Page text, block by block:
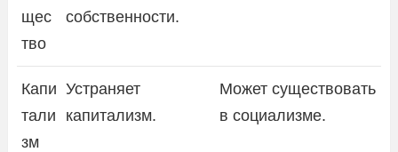
щес
тво
собственности.
Капи
тали
зм
Устраняет
капитализм.
Может существовать
в социализме.